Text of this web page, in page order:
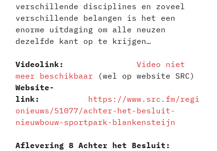
verschillende disciplines en zoveel
verschillende belangen is het een
enorme uitdaging om alle neuzen
dezelfde kant op te krijgen…
Videolink:
Video niet
meer beschikbaar (wel op website SRC)
Website-
link:
https://www.src.fm/regi
onieuws/51077/achter-het-besluit-
nieuwbouw-sportpark-blankensteijn
Aflevering 8 Achter het Besluit: